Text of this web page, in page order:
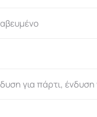
για πάρτι, ένδυση